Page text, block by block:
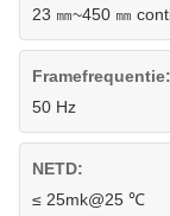
23 ㎜~450 ㎜
Framefrequentie:
50 Hz
NETD:
≤ 25mk@25 ℃